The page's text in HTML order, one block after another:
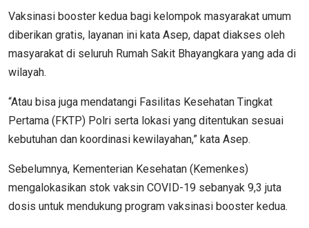
Vaksinasi booster kedua bagi kelompok masyarakat umum
diberikan gratis, layanan ini kata Asep, dapat diakses oleh
masyarakat di seluruh Rumah Sakit Bhayangkara yang ada di
wilayah.
“Atau bisa juga mendatangi Fasilitas Kesehatan Tingkat
Pertama (FKTP) Polri serta lokasi yang ditentukan sesuai
kebutuhan dan koordinasi kewilayahan,” kata Asep.
Sebelumnya, Kementerian Kesehatan (Kemenkes)
mengalokasikan stok vaksin COVID-19 sebanyak 9,3 juta
dosis untuk mendukung program vaksinasi booster kedua.